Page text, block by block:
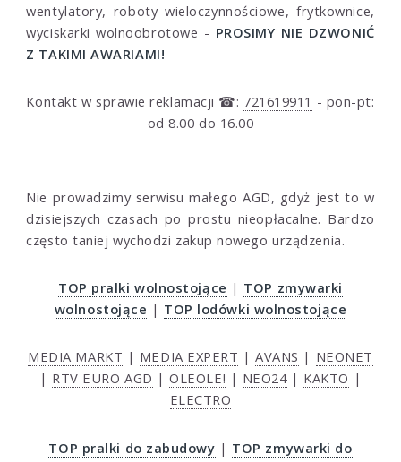
wentylatory, roboty wieloczynnościowe, frytkownice,
wyciskarki wolnoobrotowe - PROSIMY NIE DZWONIĆ
Z TAKIMI AWARIAMI!
Kontakt w sprawie reklamacji ☎: 721619911 - pon-pt:
od 8.00 do 16.00
Nie prowadzimy serwisu małego AGD, gdyż jest to w
dzisiejszych czasach po prostu nieopłacalne. Bardzo
często taniej wychodzi zakup nowego urządzenia.
TOP pralki wolnostojące | TOP zmywarki
wolnostojące | TOP lodówki wolnostojące
MEDIA MARKT | MEDIA EXPERT |AVANS | NEONET
| RTV EURO AGD |OLEOLE! | NEO24| KAKTO |
ELECTRO
TOP pralki do zabudowy | TOP zmywarki do